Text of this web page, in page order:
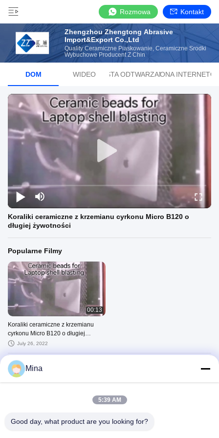
Rozmowa Kontakt
Zhengzhou Zhengtong Abrasive
Import&Export Co.,Ltd
Quality Ceramiczne Piaskowanie, Ceramiczne Środki
Wybuchowe Producent Z Chin
DOM WIDEO LISTA ODTWARZANIA
STRONA
Koraliki ceramiczne z krzemianu cyrkonu Micro B120 o
długiej żywotności
Popularne Filmy
00:13
Koraliki ceramiczne z krzemianu
cyrkonu Micro B120 o długiej
żywotności
July 26, 2022
Najnowsze Filmy
00:13
Mina
5:39 AM
Good day, what product are you looking for?